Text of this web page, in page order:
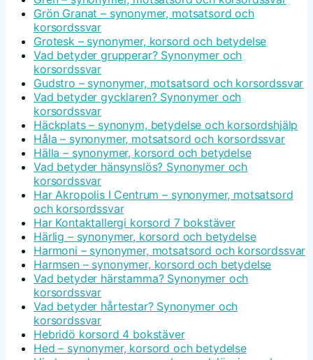
Grön Granat – synonymer, motsatsord och
korsordssvar
Grotesk – synonymer, korsord och betydelse
Vad betyder grupperar? Synonymer och
korsordssvar
Gudstro – synonymer, motsatsord och korsordssvar
Vad betyder gycklaren? Synonymer och
korsordssvar
Häckplats – synonym, betydelse och korsordshjälp
Håla – synonymer, motsatsord och korsordssvar
Hälla – synonymer, korsord och betydelse
Vad betyder hänsynslös? Synonymer och
korsordssvar
Har Akropolis I Centrum – synonymer, motsatsord
och korsordssvar
Har Kontaktallergi korsord 7 bokstäver
Härlig – synonymer, korsord och betydelse
Harmoni – synonymer, motsatsord och korsordssvar
Harmsen – synonymer, korsord och betydelse
Vad betyder härstamma? Synonymer och
korsordssvar
Vad betyder hårtestar? Synonymer och
korsordssvar
Hebridö korsord 4 bokstäver
Hed – synonymer, korsord och betydelse